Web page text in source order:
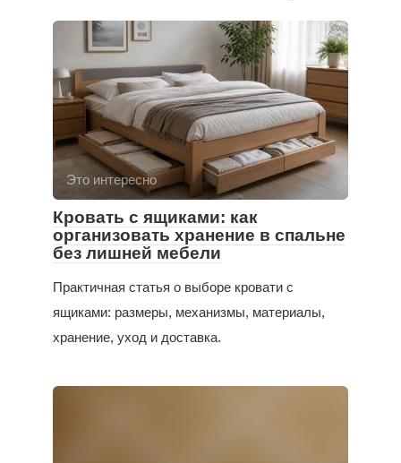
Это интересно
Кровать с ящиками: как
организовать хранение в спальне
без лишней мебели
Практичная статья о выборе кровати с
ящиками: размеры, механизмы, материалы,
хранение, уход и доставка.